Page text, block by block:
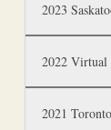
2023
2022 Virtual
2021 Toronto